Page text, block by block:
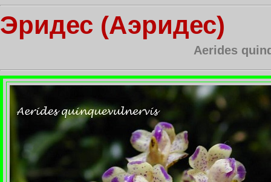
Эридес (Аэридес)
Aerides